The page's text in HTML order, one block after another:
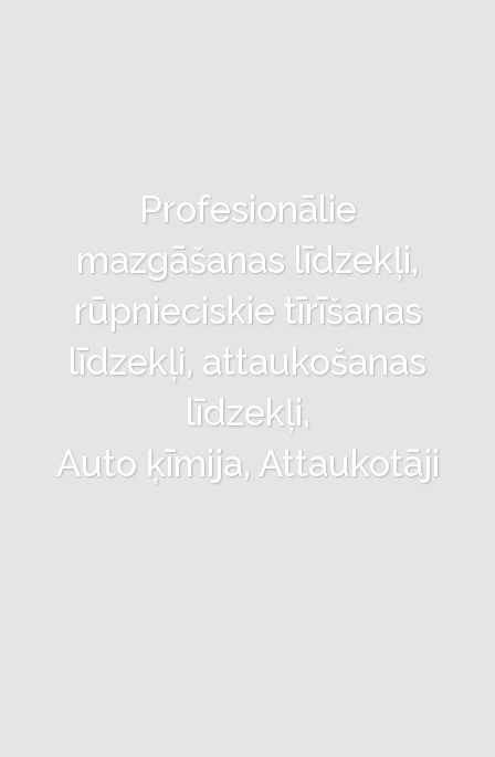
Profesionālie
mazgāšanas līdzekļi,
rūpnieciskie tīrīšanas
līdzekļi, attaukošanas
līdzekļi,
Auto ķīmija, Attaukotāji